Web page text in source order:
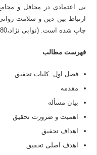
بی اعتمادی در محافل و
ارتباط بین دین و سلامت
چاپ شده است. (نوابی نژاد،1380)
فهرست مطالب
فصل اول: کلیات تحقیق
مقدمه
بیان مسأله
اهمیت و ضرورت تحقیق
اهداف تحقیق
اهدف اصلی تحقیق